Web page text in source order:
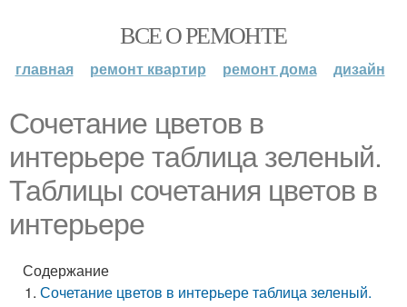
ВСЕ О РЕМОНТЕ
главная ремонт квартир ремонт дома дизайн
Сочетание цветов в
интерьере таблица зеленый.
Таблицы сочетания цветов в
интерьере
Содержание
Сочетание цветов в интерьере таблица зеленый.